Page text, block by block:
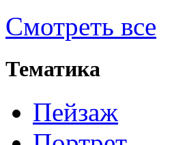
Смотреть все
Тематика
Пейзаж